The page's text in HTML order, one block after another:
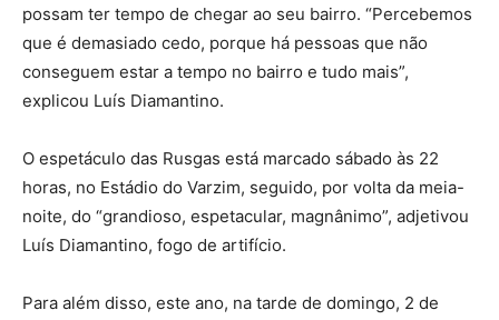
possam ter tempo de chegar ao seu bairro. “Percebemos
que é demasiado cedo, porque há pessoas que não
conseguem estar a tempo no bairro e tudo mais”,
explicou Luís Diamantino.
O espetáculo das Rusgas está marcado sábado às 22
horas, no Estádio do Varzim, seguido, por volta da meia-
noite, do “grandioso, espetacular, magnânimo”, adjetivou
Luís Diamantino, fogo de artifício.
Para além disso, este ano, na tarde de domingo, 2 de